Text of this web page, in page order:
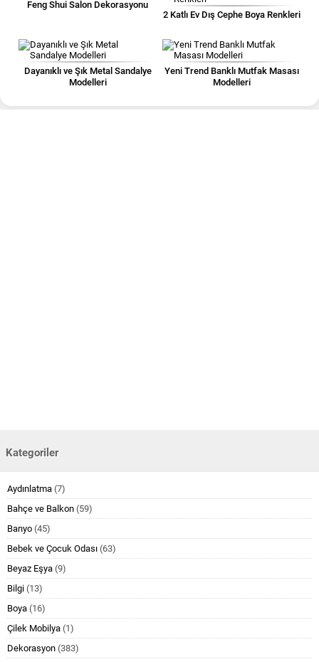
Feng Shui Salon Dekorasyonu
2 Katlı Ev Dış Cephe Boya Renkleri
Dayanıklı ve Şık Metal Sandalye
Modelleri
Yeni Trend Banklı Mutfak Masası
Modelleri
Kategoriler
Aydınlatma (7)
Bahçe ve Balkon (59)
Banyo (45)
Bebek ve Çocuk Odası (63)
Beyaz Eşya (9)
Bilgi (13)
Boya (16)
Çilek Mobilya (1)
Dekorasyon (383)